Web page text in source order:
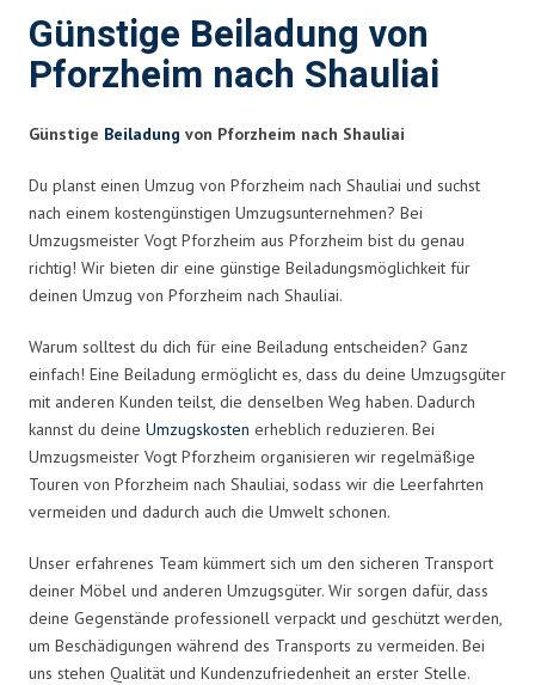
Günstige Beiladung von
Pforzheim nach Shauliai
Günstige Beiladung von Pforzheim nach Shauliai
Du planst einen Umzug von Pforzheim nach Shauliai und suchst
nach einem kostengünstigen Umzugsunternehmen? Bei
Umzugsmeister Vogt Pforzheim aus Pforzheim bist du genau
richtig! Wir bieten dir eine günstige Beiladungsmöglichkeit für
deinen Umzug von Pforzheim nach Shauliai.
Warum solltest du dich für eine Beiladung entscheiden? Ganz
einfach! Eine Beiladung ermöglicht es, dass du deine Umzugsgüter
mit anderen Kunden teilst, die denselben Weg haben. Dadurch
kannst du deine Umzugskosten erheblich reduzieren. Bei
Umzugsmeister Vogt Pforzheim organisieren wir regelmäßige
Touren von Pforzheim nach Shauliai, sodass wir die Leerfahrten
vermeiden und dadurch auch die Umwelt schonen.
Unser erfahrenes Team kümmert sich um den sicheren Transport
deiner Möbel und anderen Umzugsgüter. Wir sorgen dafür, dass
deine Gegenstände professionell verpackt und geschützt werden,
um Beschädigungen während des Transports zu vermeiden. Bei
uns stehen Qualität und Kundenzufriedenheit an erster Stelle.